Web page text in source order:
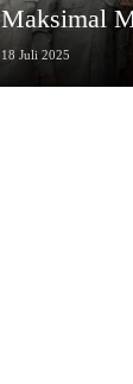
Maksimal
18 Juli 2025